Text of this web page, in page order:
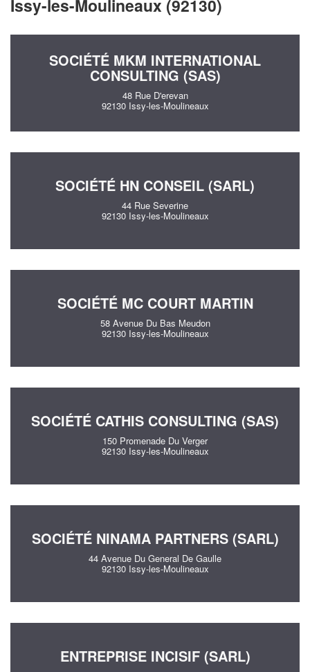
Issy-les-Moulineaux (92130)
SOCIÉTÉ MKM INTERNATIONAL
CONSULTING (SAS)
48 Rue D'erevan
92130 Issy-les-Moulineaux
SOCIÉTÉ HN CONSEIL (SARL)
44 Rue Severine
92130 Issy-les-Moulineaux
SOCIÉTÉ MC COURT MARTIN
58 Avenue Du Bas Meudon
92130 Issy-les-Moulineaux
SOCIÉTÉ CATHIS CONSULTING (SAS)
150 Promenade Du Verger
92130 Issy-les-Moulineaux
SOCIÉTÉ NINAMA PARTNERS (SARL)
44 Avenue Du General De Gaulle
92130 Issy-les-Moulineaux
ENTREPRISE INCISIF (SARL)